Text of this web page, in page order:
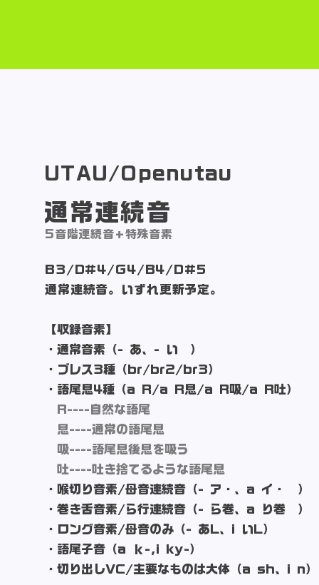
UTAU/Openutau
通常連続音
5音階連続音+特殊音素
B3/D#4/G4/B4/D#5
​通常連続音。いずれ 更新予定。
​【収録音素】
・通常音素（- あ、- い ）
・ブレス3種（br/br2/br3）
・語尾息4種（a R/a R息/a R吸/a R吐）
R----自然な語尾
息----通常の語尾息
吸----語尾息後息を吸う
吐----吐き捨てるような語尾息
・喉切り音素/母音連続音（- ア・、a イ・ ）
・巻き舌音素/ら行連続音（- ら巻、a り巻 ）
・ロング音素/母音のみ（- あL、i いL）
・語尾子音（a ｋ-,i ky-）
​・切り出しVC/主要なものは大体（a sh、i n）